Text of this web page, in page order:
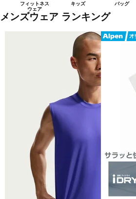
フィットネス
ウェア
キッズ バッグ
メンズウェア ランキング